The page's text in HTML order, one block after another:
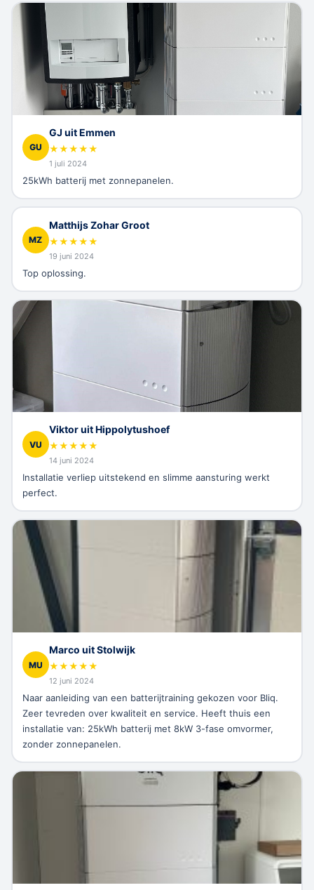
GU
GJ uit Emmen
★★★★★
1 juli 2024
25kWh batterij met zonnepanelen.
MZ
Matthijs Zohar Groot
★★★★★
19 juni 2024
Top oplossing.
VU
Viktor uit Hippolytushoef
★★★★★
14 juni 2024
Installatie verliep uitstekend en slimme aansturing werkt
perfect.
MU
Marco uit Stolwijk
★★★★★
12 juni 2024
Naar aanleiding van een batterijtraining gekozen voor Bliq.
Zeer tevreden over kwaliteit en service. Heeft thuis een
installatie van: 25kWh batterij met 8kW 3-fase omvormer,
zonder zonnepanelen.